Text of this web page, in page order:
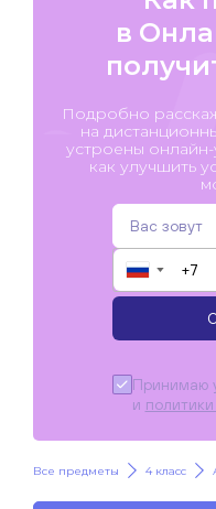
в
Подробно
на
устроены
как улучшить
▼
Принимаю
и
Все предметы 4 класс